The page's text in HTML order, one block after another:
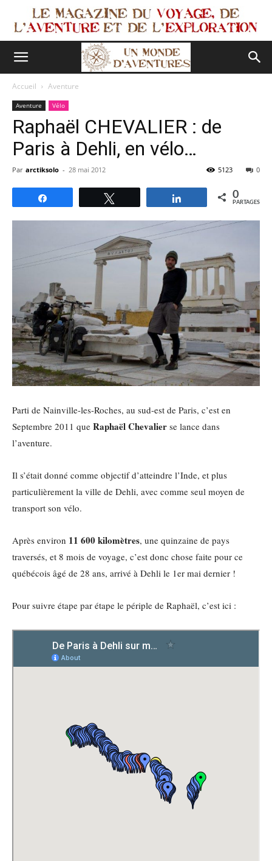
Accueil Aventure
Aventure Vélo
Raphaël CHEVALIER : de
Paris à Dehli, en vélo…
Par arctiksolo - 28 mai 2012 0
5123
Partagez 0
PARTAGES
Parti de Nainville-les-Roches, au sud-est de Paris, c’est en
Septembre 2011 que Raphaël Chevalier se lance dans
l’aventure.
Il s’était donné comme objectif d’atteindre l’Inde, et plus
particulièrement la ville de Dehli, avec comme seul moyen de
transport son vélo.
Après environ 11 600 kilomètres, une quinzaine de pays
traversés, et 8 mois de voyage, c’est donc chose faite pour ce
québécois âgé de 28 ans, arrivé à Dehli le 1er mai dernier !
Pour suivre étape par étape le périple de Raphaël, c’est ici :